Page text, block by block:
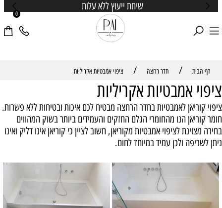
שיחת ייעוץ ללא עלות
0
דף הבית / חדר רחצה / ציפוי אמבטיות אקריליות
ציפוי אמבטיות אקריליות
ציפוי קוריאן לאמבטיות בחדר הרחצה מבטיח לכם איכות ובטיחות ללא פשרות.
חומר קוריאן הנו מהחומרי הגלם החזקים והעמידים ביותר בשוק המהווים
בחירה מצוינת לציפוי אמבטיות מקוריאן, חשוב לציין כי קוריאן אינו דליק ואינו
ניתן לשריפה ולכן עמיד במיוחד לחום.